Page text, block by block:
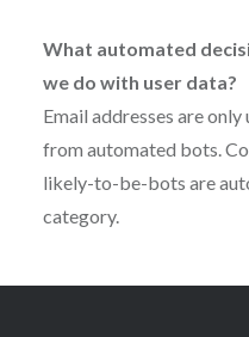
What automated
we do with user data?
Email addresses are
from automated bots.
likely-to-be-bots are
category.